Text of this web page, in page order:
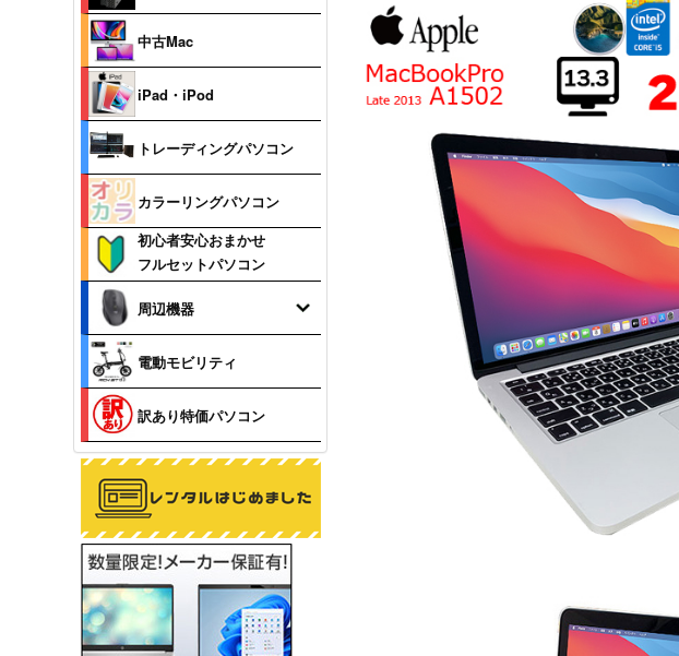
中古Mac
iPad・iPod
トレーディングパソコン
カラーリングパソコン
初心者安心おまかせ
フルセットパソコン
周辺機器
電動モビリティ
訳あり特価パソコン